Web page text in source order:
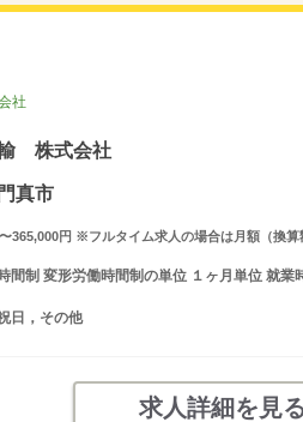
社
株式会社
真市
365,000円 ※フルタイム求人の場合は月額（換
間制 変形労働時間制の単位 １ヶ月単位 就
日，その他
求人詳細を見る